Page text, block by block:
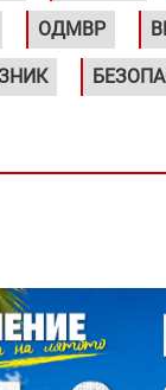
ОДМВР